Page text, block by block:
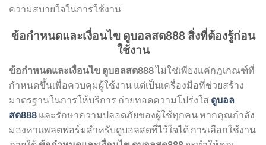
ความสบายใจในการใช้งาน
ข้อกำหนดและเงื่อนไข ดูบอลสด888 สิ่งที่ต้องรู้ก่อน
ใช้งาน
ข้อกำหนดและเงื่อนไข ดูบอลสด888ไม่ใช่เพียงแค่กฎเกณฑ์ที่
กำหนดขึ้นเพื่อควบคุมผู้ใช้งาน แต่เป็นเครื่องมือที่ช่วยสร้าง
มาตรฐานในการให้บริการ ถ่ายทอดความโปร่งใส ดูบอล
สด888 และรักษาความปลอดภัยของผู้ใช้ทุกคน หากคุณกำลัง
มองหาแพลตฟอร์มสำหรับดูบอลสดที่ไว้ใจได้ การเลือกใช้งาน